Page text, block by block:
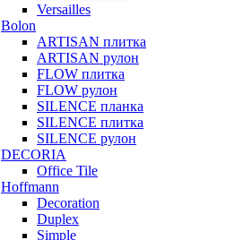
Versailles
Bolon
ARTISAN плитка
ARTISAN рулон
FLOW плитка
FLOW рулон
SILENCE планка
SILENCE плитка
SILENCE рулон
DECORIA
Office Tile
Hoffmann
Decoration
Duplex
Simple